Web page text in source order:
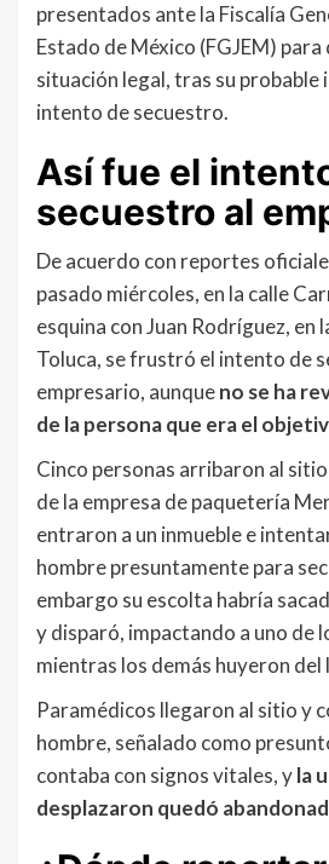
presentados ante la Fiscalía
Estado de México (FGJEM)
situación legal, tras su probable
intento de secuestro.
Así fue el
secuestro al
De acuerdo con reportes
pasado miércoles, en la calle
esquina con Juan Rodríguez, en
Toluca, se frustró el intento de
empresario, aunqueno se ha
de la persona que era el
Cinco personas arribaron al
de la empresa de paquetería
entraron a un inmueble e
hombre presuntamente para
embargo su escolta habría
y disparó, impactando a uno de
mientras los demás huyeron del
Paramédicos llegaron al sitio y
hombre, señalado como
contaba con signos vitales, yla
desplazaron quedó